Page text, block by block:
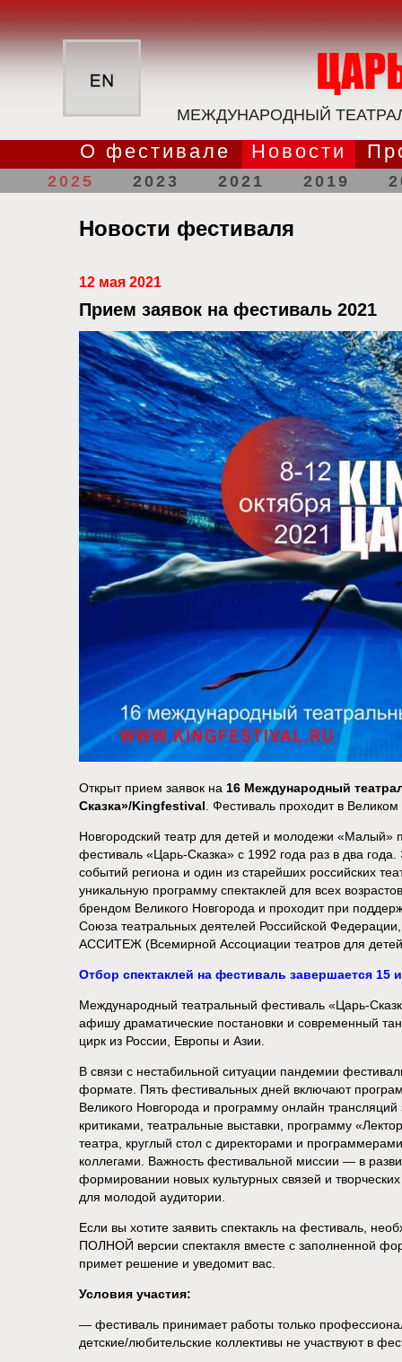
МЕЖДУНАРОДНЫЙ
О фестивале Новости
2025 2023 2021 2019
Новости фестиваля
12 мая 2021
Прием заявок на фестиваль 2021
Открыт прием заявок на 16 Международный
Сказка»/Kingfestival . Фестиваль проходит в
Новгородский театр для детей и молодежи
фестиваль «Царь-Сказка» с 1992 года раз в два
событий региона и один из старейших российских
уникальную программу спектаклей для всех
брендом Великого Новгорода и проходит при
Союза театральных деятелей Российской
АССИТЕЖ (Всемирной Ассоциации театров для
Отбор спектаклей на фестиваль завершается 15
Международный театральный фестиваль «Царь-
афишу драматические постановки и современный
цирк из России, Европы и Азии.
В связи с нестабильной ситуации пандемии
формате. Пять фестивальных дней включают
Великого Новгорода и программу онлайн
критиками, театральные выставки, программу
театра, круглый стол с директорами и
коллегами. Важность фестивальной миссии — в
формировании новых культурных связей и
для молодой аудитории.
Если вы хотите заявить спектакль на фестиваль,
ПОЛНОЙ версии спектакля вместе с заполненной
примет решение и уведомит вас.
Условия участия:
— фестиваль принимает работы только
детские/любительские коллективы не участвуют в